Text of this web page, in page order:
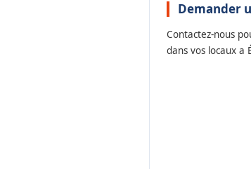
Demander
Contactez-nous
dans vos locaux a